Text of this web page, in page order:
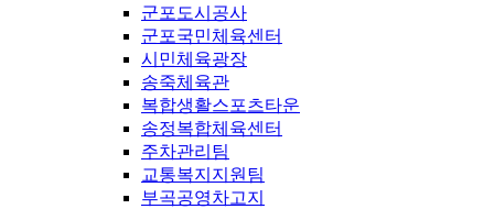
군포도시공사
군포국민체육센터
시민체육광장
송죽체육관
복합생활스포츠타운
송정복합체육센터
주차관리팀
교통복지지원팀
부곡공영차고지